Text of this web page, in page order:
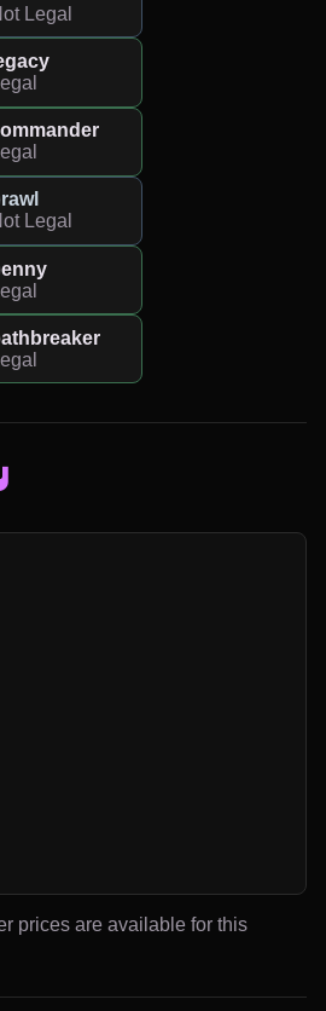
Legal
Legal
prices are available for this